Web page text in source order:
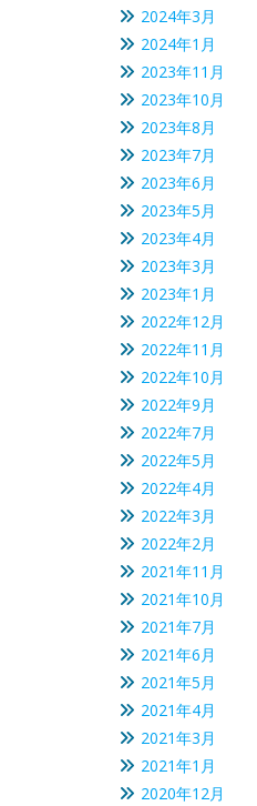
2024年3月
2024年1月
2023年11月
2023年10月
2023年8月
2023年7月
2023年6月
2023年5月
2023年4月
2023年3月
2023年1月
2022年12月
2022年11月
2022年10月
2022年9月
2022年7月
2022年5月
2022年4月
2022年3月
2022年2月
2021年11月
2021年10月
2021年7月
2021年6月
2021年5月
2021年4月
2021年3月
2021年1月
2020年12月